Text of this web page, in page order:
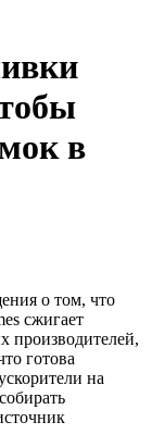
в
о том, что
сжигает
производителей,
готова
на